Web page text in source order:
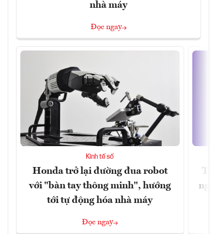
nhà máy
Đọc ngay
Kinh tế số
Honda trở lại đường đua robot
với "bàn tay thông minh", hướng
tới tự động hóa nhà máy
Đọc ngay